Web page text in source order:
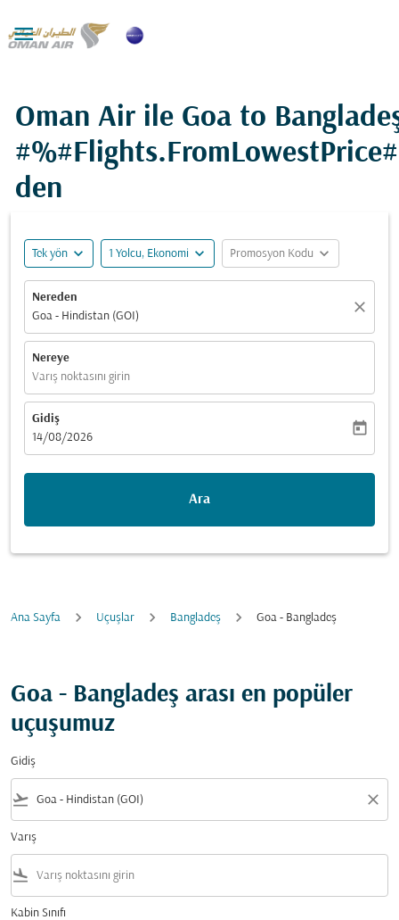

Oman Air ile Goa to
den
Tek yön expand_more 1 Yolcu, Ekonomi expand_more Promosyon Kodu expand_more
Nereden
Goa - Hindistan (GOI)
close
Nereye
Varış noktasını girin
Gidiş
fc-booking-departure-date-aria-label
14/08/2026
today
Ara
Ana Sayfa Uçuşlar Bangladeş Goa - Bangladeş
Goa - Bangladeş arası en popüler
uçuşumuz
Gidiş
flight_takeoff close
Varış
flight_land
Kabin Sınıfı